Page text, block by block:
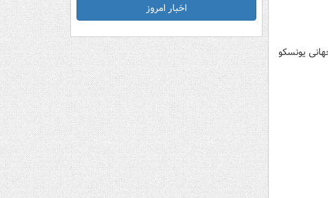
یونسکو
اخبار امروز